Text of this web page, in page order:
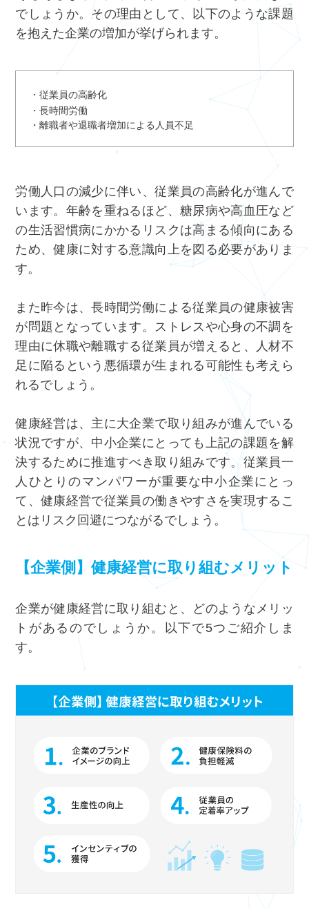
でしょうか。その理由として、以下のような課題
を抱えた企業の増加が挙げられます。
・従業員の高齢化
・長時間労働
・離職者や退職者増加による人員不足
労働人口の減少に伴い、従業員の高齢化が進んで
います。年齢を重ねるほど、糖尿病や高血圧など
の生活習慣病にかかるリスクは高まる傾向にある
ため、健康に対する意識向上を図る必要がありま
す。
また昨今は、長時間労働による従業員の健康被害
が問題となっています。ストレスや心身の不調を
理由に休職や離職する従業員が増えると、人材不
足に陥るという悪循環が生まれる可能性も考えら
れるでしょう。
健康経営は、主に大企業で取り組みが進んでいる
状況ですが、中小企業にとっても上記の課題を解
決するために推進すべき取り組みです。従業員一
人ひとりのマンパワーが重要な中小企業にとっ
て、健康経営で従業員の働きやすさを実現するこ
とはリスク回避につながるでしょう。
【企業側】健康経営に取り組むメリット
企業が健康経営に取り組むと、どのようなメリッ
トがあるのでしょうか。以下で5つご紹介しま
す。